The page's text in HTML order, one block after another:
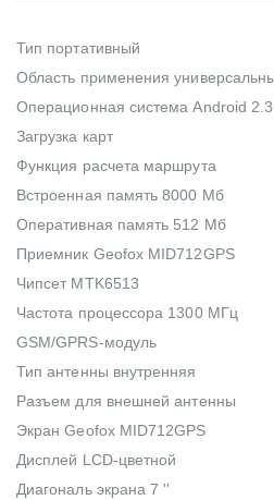
Тип портативный
Область применения
Операционная система Android 2.3
Загрузка карт
Функция расчета маршрута
Встроенная память 8000 Мб
Оперативная память 512 Мб
Приемник Geofox MID712GPS
Чипсет MTK6513
Частота процессора 1300 МГц
GSM/GPRS-модуль
Тип антенны внутренняя
Разъем для внешней антенны
Экран Geofox MID712GPS
Дисплей LCD-цветной
Диагональ экрана 7 ''